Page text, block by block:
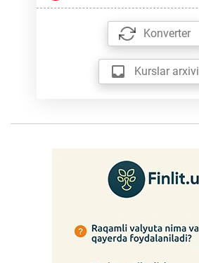
Konverter
Kurslar arxivi